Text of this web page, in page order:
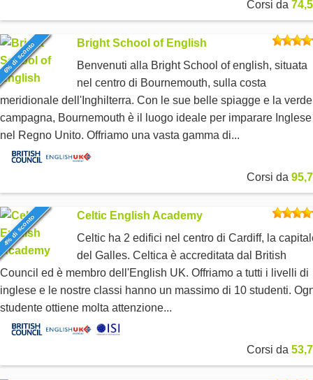
Corsi da
6% di sconto
Bright School of English
Benvenuti alla Bright School of english, situata
nel centro di Bournemouth, sulla costa
meridionale dell'Inghilterra. Con le sue belle spiagge e la verde
campagna, Bournemouth è il luogo ideale per imparare Inglese
nel Regno Unito. Offriamo una vasta gamma di...
Corsi da
4% di sconto
Celtic English Academy
Celtic ha 2 edifici nel centro di Cardiff, la
del Galles. Celtica è accreditata dal British
Council ed è membro dell'English UK. Offriamo a tutti i livelli di
inglese e le nostre classi hanno un massimo di 10 studenti.
studente ottiene molta attenzione...
Corsi da